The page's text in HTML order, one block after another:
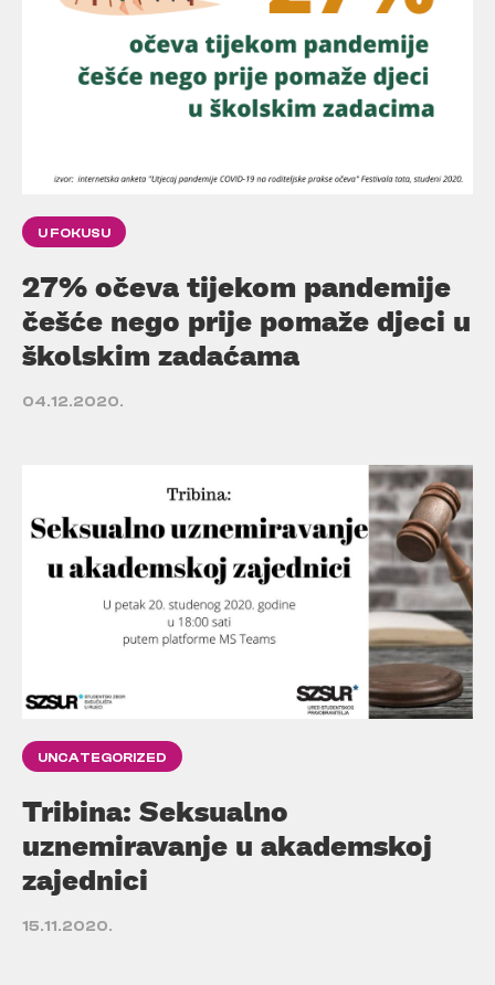
U FOKUSU
27% očeva tijekom pandemije
češće nego prije pomaže djeci u
školskim zadaćama
04.12.2020.
UNCATEGORIZED
Tribina: Seksualno
uznemiravanje u akademskoj
zajednici
15.11.2020.